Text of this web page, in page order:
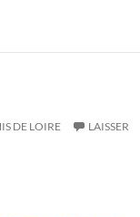
DE LOIRE
LAISSER